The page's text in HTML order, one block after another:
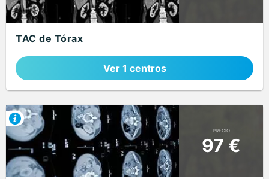
TAC de Tórax
Ver 1 centros
PRECIO
97 €